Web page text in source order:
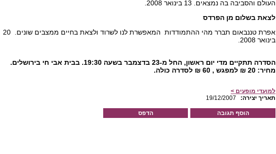
העולם והסביבה בה נמצאים. 13 בינואר 2008.
לצאת בשלום מן הפרדס
אפרת טננבאום תברר מהי ההתמודדות המאפשרת לנו לשרוד ולצאת בחיים ממצבים שונים. 20
בינואר 2008.
הסדרה תתקיים מדי יום ראשון, החל מ-23 בדצמבר בשעה 19:30. בבית אבי חי בירושלים.
מחיר: 20 ₪ למפגש , 60 ₪ לסדרה כולה.
למועדי מופעים >
19/12/2007
:תאריך יצירה
הדפס הוסף תגובה